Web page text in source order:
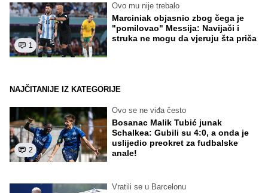
1
Ovo mu nije trebalo
Marciniak objasnio zbog čega je
"pomilovao" Messija: Navijači i
struka ne mogu da vjeruju šta priča
NAJČITANIJE IZ KATEGORIJE
2
Ovo se ne viđa često
Bosanac Malik Tubić junak
Schalkea: Gubili su 4:0, a onda je
uslijedio preokret za fudbalske
anale!
Vratili se u Barcelonu